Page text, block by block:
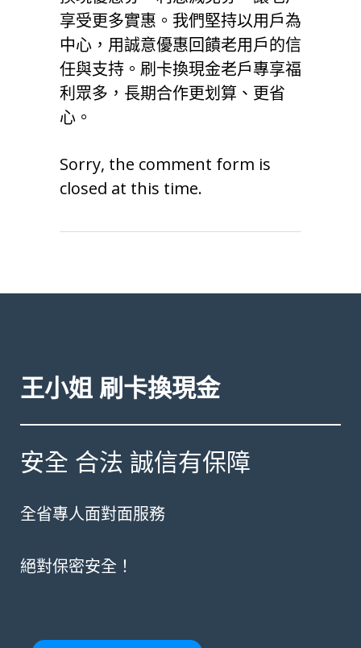
享受更多實惠。我們堅持以用戶為
中心，用誠意優惠回饋老用戶的信
任與支持。刷卡換現金老戶專享福
利眾多，長期合作更划算、更省
心。
Sorry, the comment form is
closed at this time.
王小姐 刷卡換現金
安全 合法 誠信有保障
全省專人面對面服務
絕對保密安全！